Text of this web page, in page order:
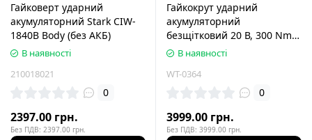
Гайковерт ударний
акумуляторний Stark CIW-
1840B Body (без АКБ)
В наявності
210018021
0
2397.00 грн.
Без ПДВ: 2397.00 грн.
Гайкокрут ударний
акумуляторний
безщітковий 20 В, 300 Nm,
0-2500 об/хв, 0-3000 уд/хв,
кейс INTERTOOL WT-0364
В наявності
WT-0364
0
3999.00 грн.
Без ПДВ: 3999.00 грн.